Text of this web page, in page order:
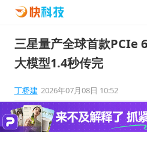
三星量产全球首款PCIe
大模型1.4秒传完
丁桥建 2026年07月08日 10:52